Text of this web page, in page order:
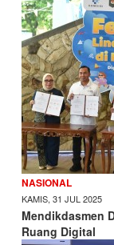
NASIONAL
KAMIS, 31 JUL 2025
Mendikdasmen
Ruang Digital